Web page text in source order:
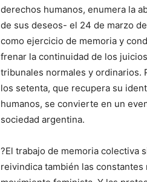
derechos humanos, enumera la
de sus deseos- el 24 de marzo
como ejercicio de memoria y
frenar la continuidad de los
tribunales normales y ordinarios.
los setenta, que recupera su
humanos, se convierte en un
sociedad argentina.
?El trabajo de memoria colectiva
reivindica también las